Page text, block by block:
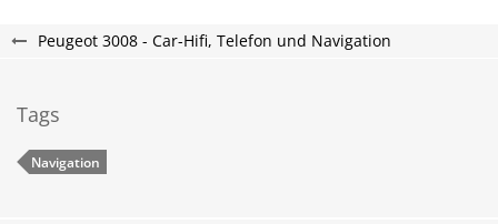
Peugeot 3008 - Car-Hifi, Telefon und Navigation
Tags
Navigation